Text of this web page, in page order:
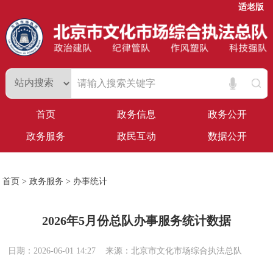
适老版
首页 政务信息 政务公开
政务服务 政民互动 数据公开
首页 >政务服务 > 办事统计
2026年5月份总队办事服务统计数据
日期：2026-06-01 14:27 来源：北京市文化市场综合执法总队